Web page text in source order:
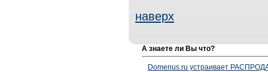
наверх
А знаете ли Вы что?
Domenus.ru устраивает